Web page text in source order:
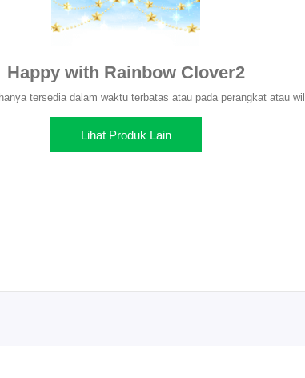
Happy with Rainbow Clover2
tersedia dalam waktu terbatas atau pada perangkat atau
Lihat Produk Lain